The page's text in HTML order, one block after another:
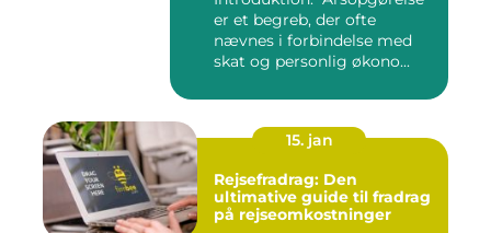
er et begreb, der ofte
nævnes i forbindelse med
skat og personlig økono...
15. jan
Rejsefradrag: Den
ultimative guide til fradrag
på rejseomkostninger